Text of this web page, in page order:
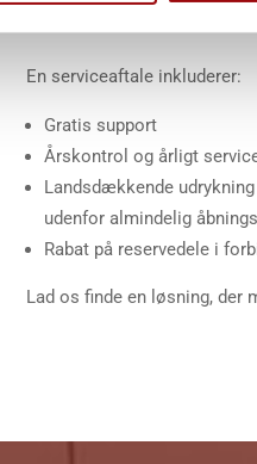
kørende.
En serviceaftale inkluderer:
Gratis support
Årskontrol og årligt
Landsdækkende
udenfor almindelig
Rabat på reservedele i
Lad os finde en løsning, der